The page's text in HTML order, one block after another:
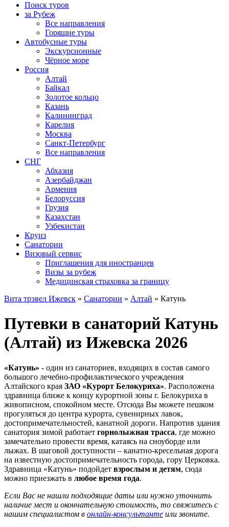
Поиск туров
за Рубеж
Все направления
Горящие туры
Автобусные туры
Экскурсионные
Чёрное море
Россия
Алтай
Байкал
Золотое кольцо
Казань
Калининград
Карелия
Москва
Санкт-Петербург
Все направления
СНГ
Абхазия
Азербайджан
Армения
Белоруссия
Грузия
Казахстан
Узбекистан
Круиз
Санатории
Визовый сервис
Приглашения для иностранцев
Визы за рубеж
Медицинская страховка за границу
Вита трэвел Ижевск » Санатории » Алтай » Катунь
Путевки в санаторий Катунь
(Алтай) из Ижевска 2026
«Катунь» - один из санаториев, входящих в состав самого
большого лечебно-профилактического учреждения
Алтайского края ЗАО «Курорт Белокуриха». Расположена
здравница ближе к концу курортной зоны г. Белокуриха в
живописном, спокойном месте. Отсюда Вы можете пешком
прогуляться до центра курорта, сувенирных лавок,
достопримечательностей, канатной дороги. Напротив здания
санатория зимой работает горнолыжная трасса, где можно
замечательно провести время, катаясь на сноуборде или
лыжах. В шаговой доступности – канатно-кресельная дорога
на известную достопримечательность города, гору Церковка.
Здравница «Катунь» подойдет взрослым и детям, сюда
можно приезжать в любое время года.
Если Вас не нашли подходящие даты или нужно уточнить
наличие мест и окончательную стоимость, то свяжитесь с
нашим специалистом в онлайн-консультанте или звоните.